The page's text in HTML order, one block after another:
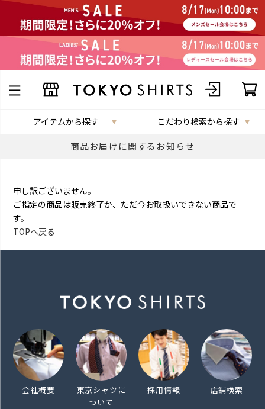
アイテムから探す こだわり検索から探す
商品お届けに関するお知らせ
申し訳ございません。
ご指定の商品は販売終了か、ただ今お取扱いできない商品で
す。
TOPへ戻る
会社概要
東京シャツに
ついて
採用情報 店舗検索